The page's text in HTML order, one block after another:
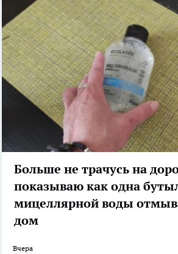
Больше не трачусь на
показываю как одна
мицеллярной воды
дом
Вчера